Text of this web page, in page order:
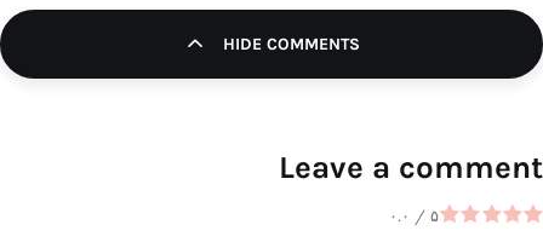
HIDE COMMENTS
Leave a comment
۰.۰ / ۵